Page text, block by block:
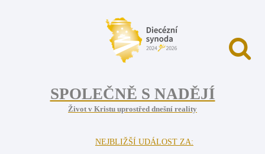
SPOLEČNĚ S NADĚJÍ
Život v Kristu uprostřed dnešní reality
NEJBLIŽŠÍ UDÁLOST ZA: